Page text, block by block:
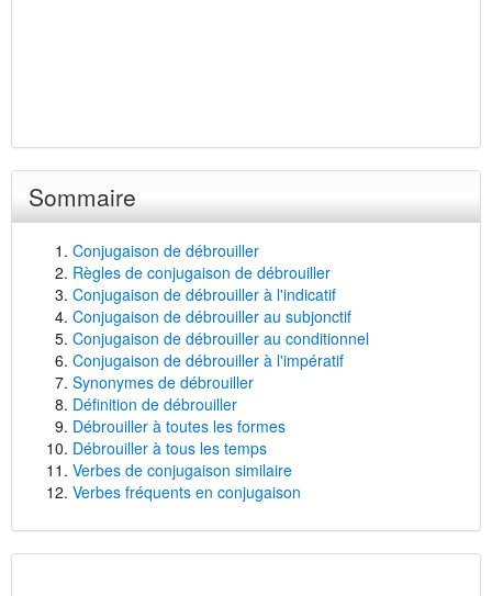
Sommaire
Conjugaison de débrouiller
Règles de conjugaison de débrouiller
Conjugaison de débrouiller à l'indicatif
Conjugaison de débrouiller au subjonctif
Conjugaison de débrouiller au conditionnel
Conjugaison de débrouiller à l'impératif
Synonymes de débrouiller
Définition de débrouiller
Débrouiller à toutes les formes
Débrouiller à tous les temps
Verbes de conjugaison similaire
Verbes fréquents en conjugaison